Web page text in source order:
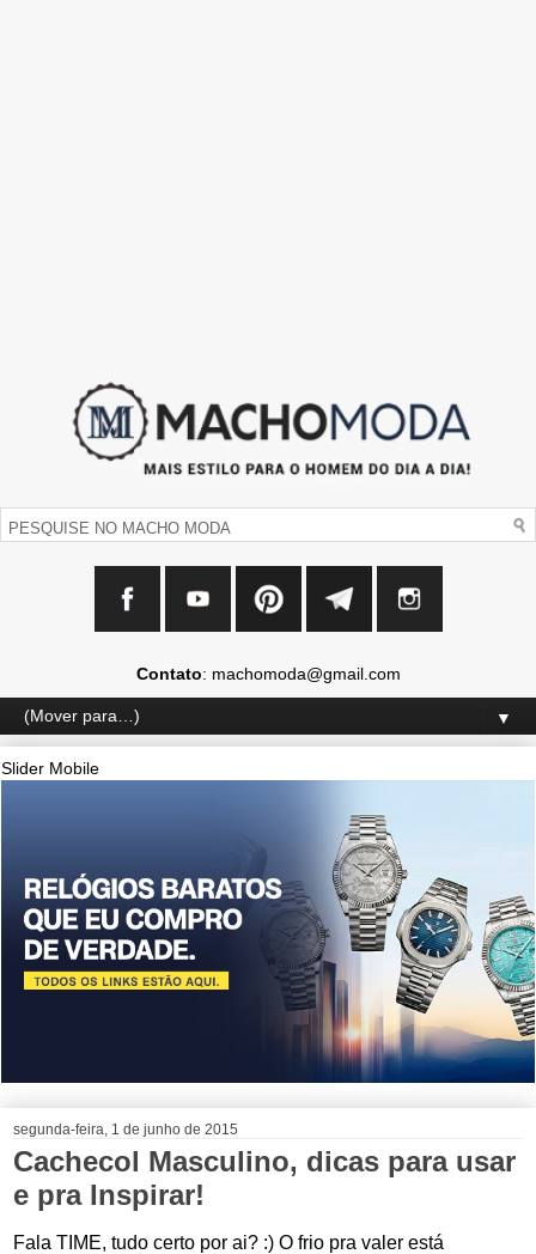
Contato: machomoda@gmail.com
▼
Slider Mobile
segunda-feira, 1 de junho de 2015
Cachecol Masculino, dicas para usar
e pra Inspirar!
Fala TIME, tudo certo por ai? :) O frio pra valer está